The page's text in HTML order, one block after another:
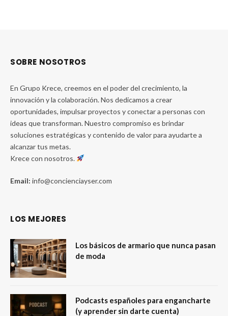
SOBRE NOSOTROS
En Grupo Krece, creemos en el poder del crecimiento, la
innovación y la colaboración. Nos dedicamos a crear
oportunidades, impulsar proyectos y conectar a personas con
ideas que transforman. Nuestro compromiso es brindar
soluciones estratégicas y contenido de valor para ayudarte a
alcanzar tus metas.
Krece con nosotros.
Email: info@concienciayser.com
LOS MEJORES
Los básicos de armario que nunca pasan
de moda
Podcasts españoles para engancharte
(y aprender sin darte cuenta)